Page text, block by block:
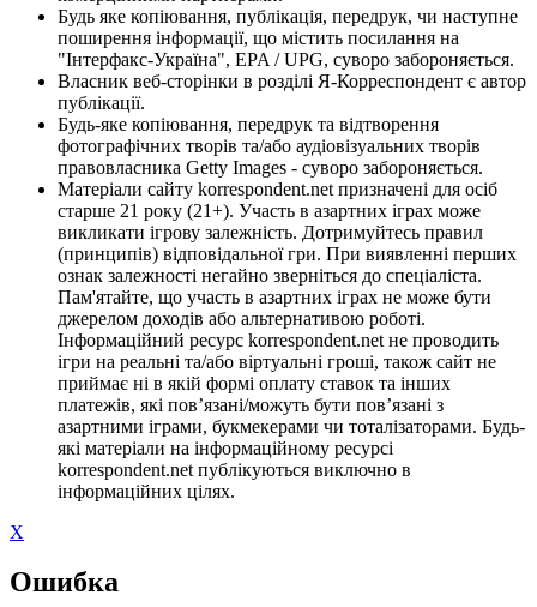
Будь яке копіювання, публікація, передрук, чи наступне
поширення інформації, що містить посилання на
"Інтерфакс-Україна", EPA / UPG, суворо забороняється.
Власник веб-сторінки в розділі Я-Корреспондент є автор
публікації.
Будь-яке копіювання, передрук та відтворення
фотографічних творів та/або аудіовізуальних творів
правовласника Getty Images - суворо забороняється.
Матеріали сайту korrespondent.net призначені для осіб
старше 21 року (21+). Участь в азартних іграх може
викликати ігрову залежність. Дотримуйтесь правил
(принципів) відповідальної гри. При виявленні перших
ознак залежності негайно зверніться до спеціаліста.
Пам'ятайте, що участь в азартних іграх не може бути
джерелом доходів або альтернативою роботі.
Інформаційний ресурс korrespondent.net не проводить
ігри на реальні та/або віртуальні гроші, також сайт не
приймає ні в якій формі оплату ставок та інших
платежів, які пов’язані/можуть бути пов’язані з
азартними іграми, букмекерами чи тоталізаторами. Будь-
які матеріали на інформаційному ресурсі
korrespondent.net публікуються виключно в
інформаційних цілях.
X
Ошибка